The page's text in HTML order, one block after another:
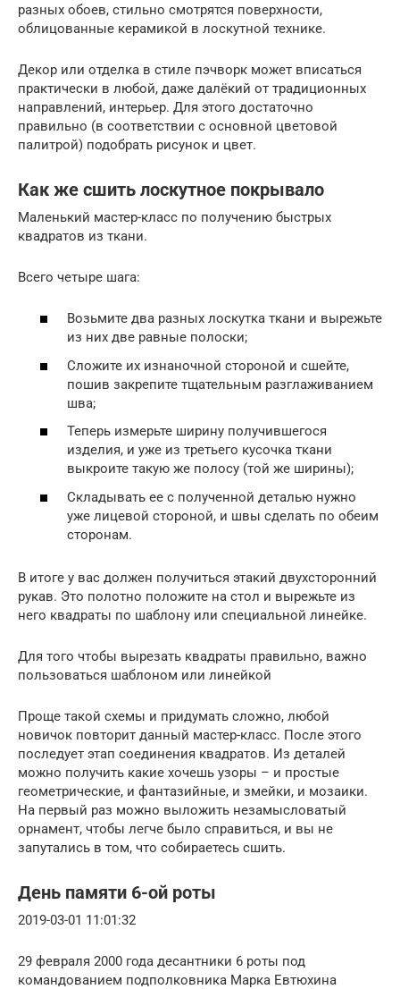
разных обоев, стильно смотрятся поверхности,
облицованные керамикой в лоскутной технике.
Декор или отделка в стиле пэчворк может вписаться
практически в любой, даже далёкий от традиционных
направлений, интерьер. Для этого достаточно
правильно (в соответствии с основной цветовой
палитрой) подобрать рисунок и цвет.
Как же сшить лоскутное покрывало
Маленький мастер-класс по получению быстрых
квадратов из ткани.
Всего четыре шага:
Возьмите два разных лоскутка ткани и вырежьте
из них две равные полоски;
Сложите их изнаночной стороной и сшейте,
пошив закрепите тщательным разглаживанием
шва;
Теперь измерьте ширину получившегося
изделия, и уже из третьего кусочка ткани
выкроите такую же полосу (той же ширины);
Складывать ее с полученной деталью нужно
уже лицевой стороной, и швы сделать по обеим
сторонам.
В итоге у вас должен получиться этакий двухсторонний
рукав. Это полотно положите на стол и вырежьте из
него квадраты по шаблону или специальной линейке.
Для того чтобы вырезать квадраты правильно, важно
пользоваться шаблоном или линейкой
Проще такой схемы и придумать сложно, любой
новичок повторит данный мастер-класс. После этого
последует этап соединения квадратов. Из деталей
можно получить какие хочешь узоры – и простые
геометрические, и фантазийные, и змейки, и мозаики.
На первый раз можно выложить незамысловатый
орнамент, чтобы легче было справиться, и вы не
запутались в том, что собираетесь сшить.
День памяти 6-ой роты
2019-03-01 11:01:32
29 февраля 2000 года десантники 6 роты под
командованием подполковника Марка Евтюхина